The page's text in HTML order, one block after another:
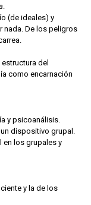
(de ideales) y
nada. De los peligros
del
como encarnación
y psicoanálisis.
dispositivo grupal.
en los grupales y
y la de los